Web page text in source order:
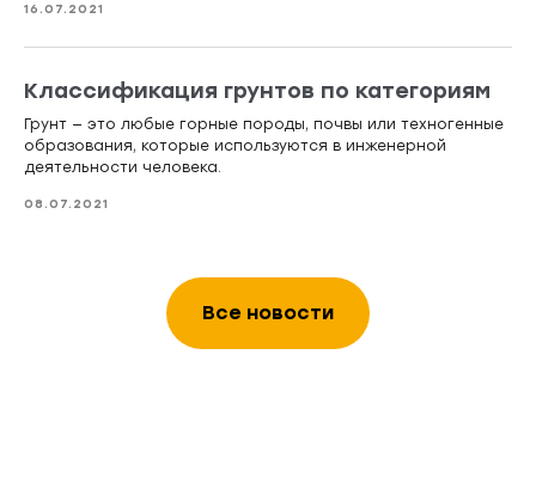
16.07.2021
Классификация грунтов по категориям
Грунт — это любые горные породы, почвы или техногенные
образования, которые используются в инженерной
деятельности человека.
08.07.2021
Все новости